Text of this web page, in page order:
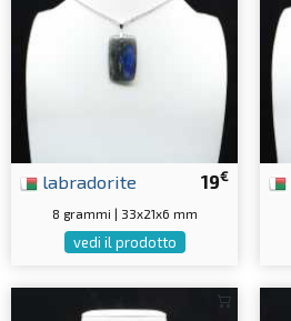
19€
labradorite
8 grammi | 33x21x6 mm
vedi il prodotto